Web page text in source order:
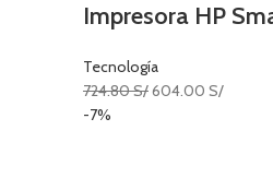
Impresora HP
Tecnología
724.80S/604.00 S/
-7%